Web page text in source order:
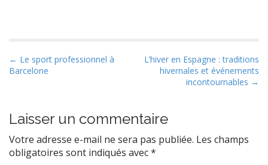
P
o
n
a
v
← Le sport professionnel à
Barcelone
L’hiver en Espagne : traditions
hivernales et événements
incontournables →
Laisser un commentaire
Votre adresse e-mail ne sera pas publiée. Les champs
obligatoires sont indiqués avec*